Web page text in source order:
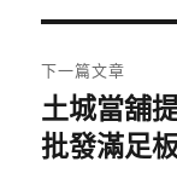
覽
文
章:
下一篇文章
下
一
土城當舖
批發滿足